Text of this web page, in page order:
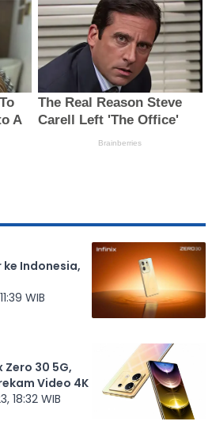
ke Indonesia,
WIB
30 5G,
Video 4K
18:32 WIB